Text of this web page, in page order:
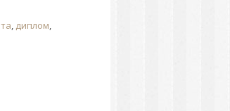
, диплом,